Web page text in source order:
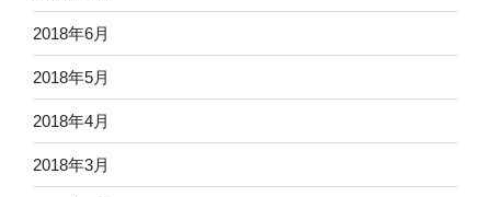
2018年6月
2018年5月
2018年4月
2018年3月